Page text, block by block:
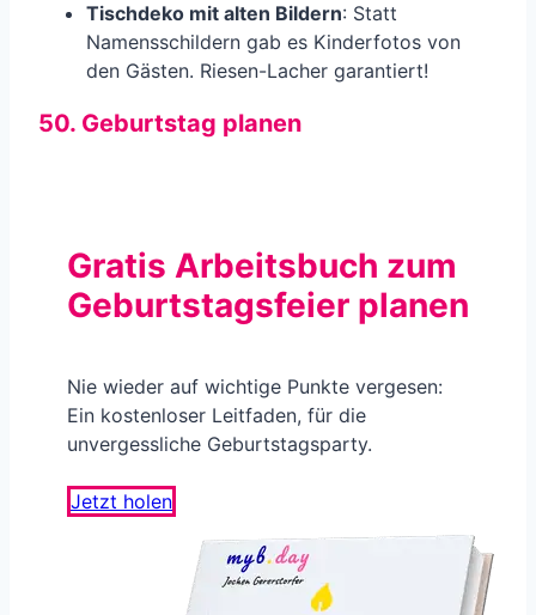
Tischdeko mit alten Bildern: Statt
Namensschildern gab es Kinderfotos von
den Gästen. Riesen-Lacher garantiert!
50. Geburtstag planen
Gratis Arbeitsbuch zum
Geburtstagsfeier planen
Nie wieder auf wichtige Punkte vergesen:
Ein kostenloser Leitfaden, für die
unvergessliche Geburtstagsparty.
Jetzt holen